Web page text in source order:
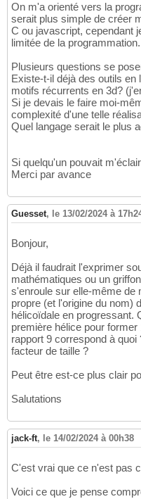
On m'a orienté vers la
serait plus simple de créer
C ou javascript, cependant
limitée de la
Plusieurs questions se
Existe-t-il déjà des outils en
motifs récurrents en 3d?
Si je devais le faire moi-
complexité d'une telle
Quel langage serait le plus
Si quelqu'un pouvait
Merci par avance
Guesset, le 13/02/2024 à
Bonjour,
Déjà il faudrait l'exprimer
mathématiques ou un
s'enroule sur elle-même de
propre (et l'origine du nom)
hélicoïdale en progressant.
première hélice pour
rapport 9 correspond à
facteur de taille ?
Peut être est-ce plus clair
Salutations
jack-ft, le 14/02/2024 à 00h38
C'est vrai que ce n'est pas
Voici ce que je pense